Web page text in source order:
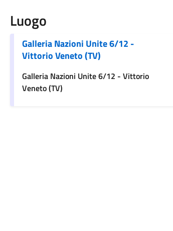
Luogo
Galleria Nazioni Unite 6/12 -
Vittorio Veneto (TV)
Galleria Nazioni Unite 6/12 - Vittorio
Veneto (TV)